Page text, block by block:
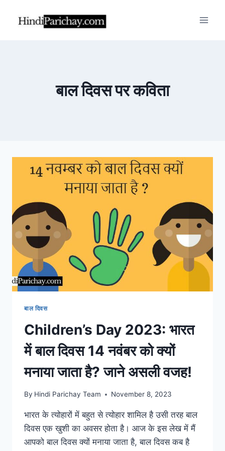
बाल दिवस पर कविता
बाल दिवस
Children’s Day 2023: भारत
में बाल दिवस 14 नवंबर को क्यों
मनाया जाता है? जाने असली वजह!
By Hindi Parichay Team November 8, 2023
भारत के त्योहारों में बहुत से त्योहार शामिल है उसी तरह बाल
दिवस एक खुशी का अवसर होता है। आज के इस लेख में मैं
आपको बाल दिवस क्यों मनाया जाता है, बाल दिवस कब है